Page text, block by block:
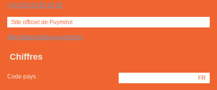
+(33) 05 53 95 32 38
Site officiel de Puymirol
http://www.mairie-puymirol.fr/
Chiffres
Code pays : FR